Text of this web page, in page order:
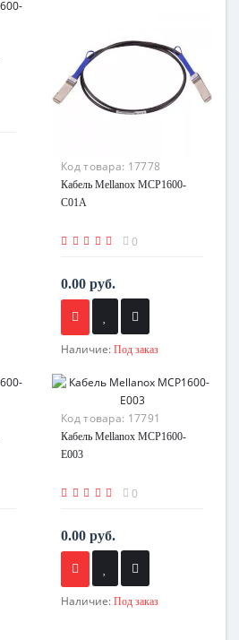
Код товара: 17778
Кабель Mellanox MCP1600-
C01A
0
0.00 руб.
Наличие: Под заказ
Код товара: 17791
Кабель Mellanox MCP1600-
E003
0
0.00 руб.
Наличие: Под заказ